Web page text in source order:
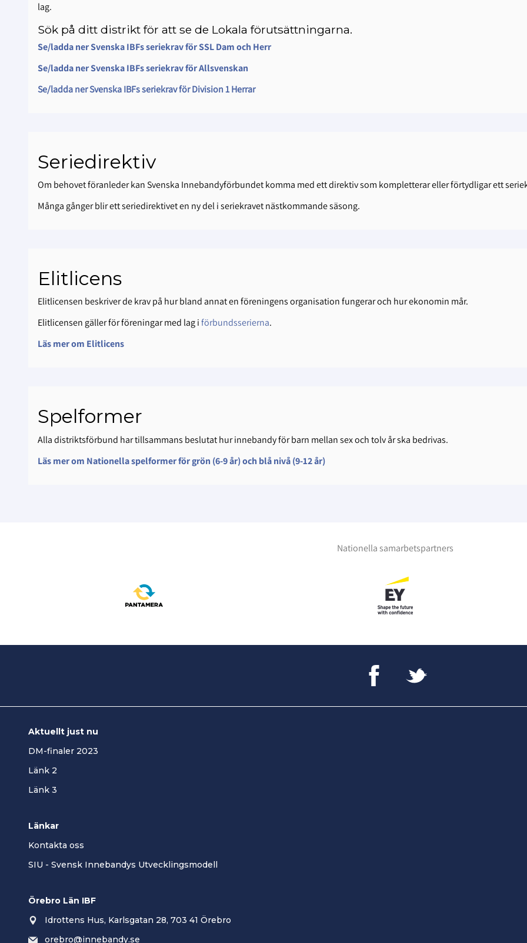
lag.
Sök på ditt distrikt för att se de Lokala förutsättningarna.
Se/ladda ner Svenska IBFs seriekrav för SSL Dam och Herr
Se/ladda ner Svenska IBFs seriekrav för Allsvenskan
Se/ladda ner Svenska IBFs seriekrav för Division 1 Herrar
Seriedirektiv
Om behovet föranleder kan Svenska Innebandyförbundet komma med ett direktiv som kompletterar eller förtydligar ett
Många gånger blir ett seriedirektivet en ny del i seriekravet nästkommande säsong.
Elitlicens
Elitlicensen beskriver de krav på hur bland annat en föreningens organisation fungerar och hur ekonomin mår.
Elitlicensen gäller för föreningar med lag iförbundsserierna.
Läs mer om Elitlicens
Spelformer
Alla distriktsförbund har tillsammans beslutat hur innebandy för barn mellan sex och tolv år ska bedrivas.
Läs mer om Nationella spelformer för grön (6-9 år) och blå nivå (9-12 år)
Nationella samarbetspartners
Aktuellt just nu
DM-finaler 2023
Länk 2
Länk 3
Länkar
Kontakta oss
SIU - Svensk Innebandys Utvecklingsmodell
Örebro Län IBF
Idrottens Hus, Karlsgatan 28, 703 41 Örebro
orebro@innebandy.se